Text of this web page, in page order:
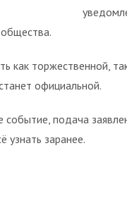
как торжественной,
официальной.
подача
узнать заранее.